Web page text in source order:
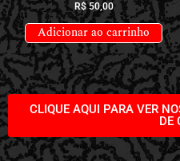
R$50,00
Adicionar ao carrinho
CLIQUE AQUI PARA VER
DE